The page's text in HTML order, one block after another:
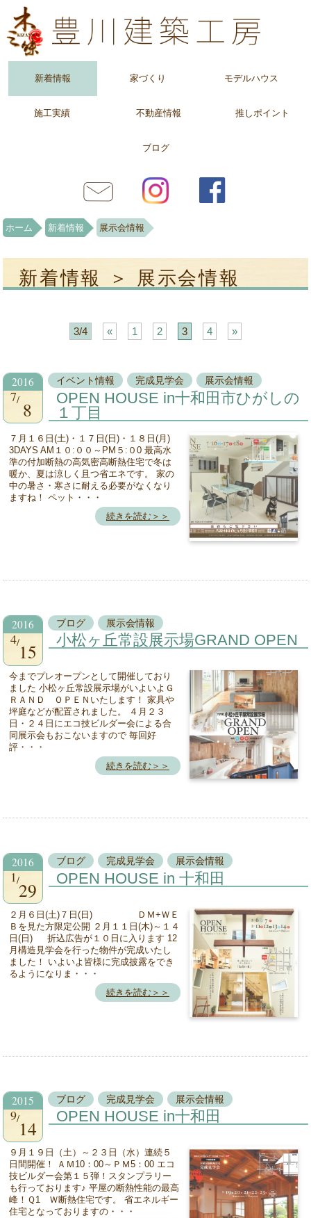
新着情報 家づくり モデルハウス
施工実績 不動産情報 推しポイント
ブログ
ホーム 新着情報 展示会情報
新着情報 ＞ 展示会情報
3/4 « 1 2 3 4 »
2016
7
8
イベント情報 完成見学会 展示会情報
OPEN HOUSE in十和田市ひがしの
１丁目
７月１６日(土)・１７日(日)・１８日(月)
3DAYS AM１０:００～PM５:０0 最高水
準の付加断熱の高気密高断熱住宅で冬は
暖か、夏は涼しく且つ省エネです。 家の
中の暑さ・寒さに耐える必要がなくなり
ますね！ ペット・・・
続きを読む＞＞
2016
4
15
ブログ 展示会情報
小松ヶ丘常設展示場GRAND OPEN
今までプレオープンとして開催しており
ました 小松ヶ丘常設展示場がいよいよＧ
ＲＡＮＤ ＯＰＥＮいたします！ 家具や
坪庭などが配置されました。 ４月２３
日・２４日にエコ技ビルダー会による合
同展示会もおこないますので 毎回好
評・・・
続きを読む＞＞
2016
1
29
ブログ 完成見学会 展示会情報
OPEN HOUSE in 十和田
２月６日(土)７日(日) ＤＭ+ＷＥ
Ｂを見た方限定公開 ２月１１日(木)～１４
日(日) 折込広告が１０日に入ります 12
月構造見学会を行った物件が完成いたし
ました！ いよいよ皆様に完成披露をでき
るようになりま・・・
続きを読む＞＞
2015
9
14
ブログ 完成見学会 展示会情報
OPEN HOUSE in十和田
９月１９日（土）～２３日（水）連続５
日間開催！ ＡＭ10：00～ＰＭ5：00 エコ
技ビルダー会第１５弾！スタンプラリー
も行っております♪ 平屋の断熱性能の最高
峰！Ｑ1 Ｗ断熱住宅です。 省エネルギー
住宅となっておりますの・・・